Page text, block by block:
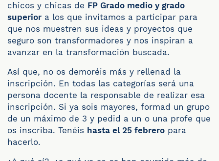
chicos y chicas de FP Grado medio y grado
superior a los que invitamos a participar para
que nos muestren sus ideas y proyectos que
seguro son transformadores y nos inspiran a
avanzar en la transformación buscada.
Así que, no os demoréis más y rellenad la
inscripción. En todas las categorías será una
persona docente la responsable de realizar esa
inscripción. Si ya sois mayores, formad un grupo
de un máximo de 3 y pedid a un o una profe que
os inscriba. Tenéis hasta el 25 febrero para
hacerlo.